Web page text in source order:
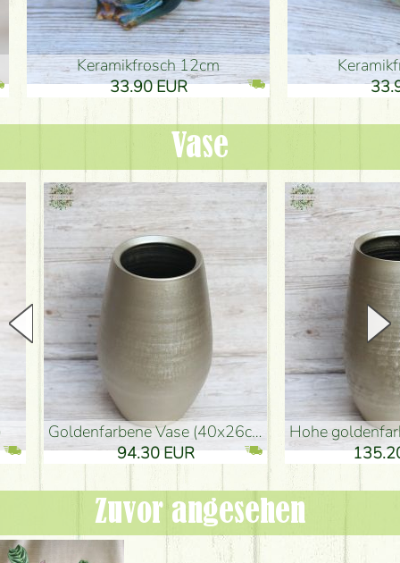
Keramikfrosch 12cm
33.90 EUR
33.90
Vase
goldenfarbene Vase (40x26cm)
94.30 EUR
hohe goldenfarbene
135.20 EUR
Zuvor angesehen